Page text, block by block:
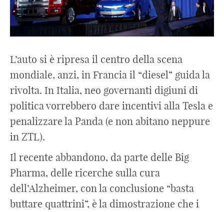
L’auto si è ripresa il centro della scena
mondiale, anzi, in Francia il “diesel” guida la
rivolta. In Italia, neo governanti digiuni di
politica vorrebbero dare incentivi alla Tesla e
penalizzare la Panda (e non abitano neppure
in ZTL).
Il recente abbandono, da parte delle Big
Pharma, delle ricerche sulla cura
dell’Alzheimer, con la conclusione “basta
buttare quattrini”, è la dimostrazione che i